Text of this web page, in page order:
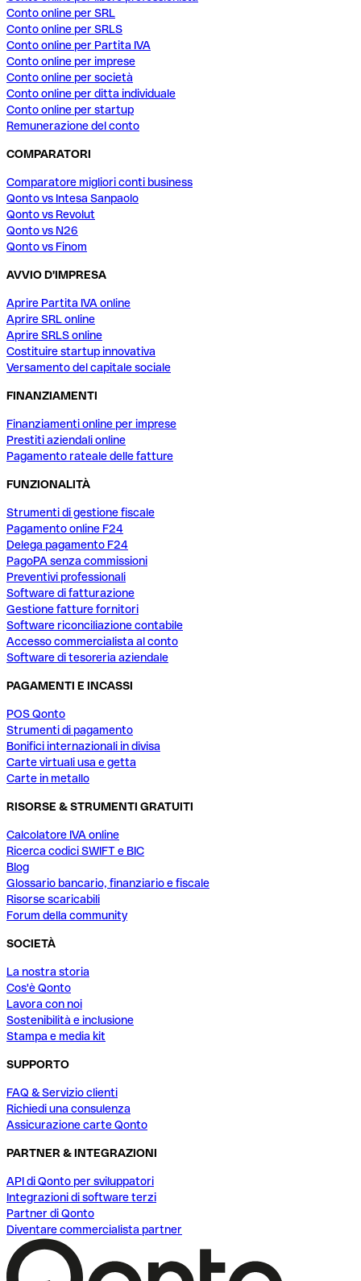
Conto online per SRL
Conto online per SRLS
Conto online per Partita IVA
Conto online per imprese
Conto online per società
Conto online per ditta individuale
Conto online per startup
Remunerazione del conto
COMPARATORI
Comparatore migliori conti business
Qonto vs Intesa Sanpaolo
Qonto vs Revolut
Qonto vs N26
Qonto vs Finom
AVVIO D'IMPRESA
Aprire Partita IVA online
Aprire SRL online
Aprire SRLS online
Costituire startup innovativa
Versamento del capitale sociale
FINANZIAMENTI
Finanziamenti online per imprese
Prestiti aziendali online
Pagamento rateale delle fatture
FUNZIONALITÀ
Strumenti di gestione fiscale
Pagamento online F24
Delega pagamento F24
PagoPA senza commissioni
Preventivi professionali
Software di fatturazione
Gestione fatture fornitori
Software riconciliazione contabile
Accesso commercialista al conto
Software di tesoreria aziendale
PAGAMENTI E INCASSI
POS Qonto
Strumenti di pagamento
Bonifici internazionali in divisa
Carte virtuali usa e getta
Carte in metallo
RISORSE & STRUMENTI GRATUITI
Calcolatore IVA online
Ricerca codici SWIFT e BIC
Blog
Glossario bancario, finanziario e fiscale
Risorse scaricabili
Forum della community
SOCIETÀ
La nostra storia
Cos'è Qonto
Lavora con noi
Sostenibilità e inclusione
Stampa e media kit
SUPPORTO
FAQ & Servizio clienti
Richiedi una consulenza
Assicurazione carte Qonto
PARTNER & INTEGRAZIONI
API di Qonto per sviluppatori
Integrazioni di software terzi
Partner di Qonto
Diventare commercialista partner